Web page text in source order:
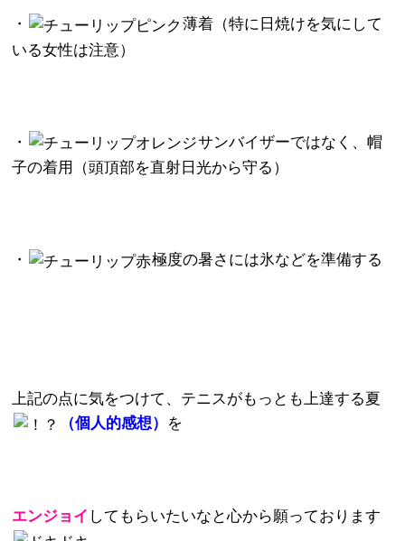
・
薄着（特に日焼けを気にして
いる女性は注意）
・
サンバイザーではなく、帽
子の着用（頭頂部を直射日光から守る）
・ 極度の暑さには氷などを準備する
上記の点に気をつけて、テニスがもっとも上達する夏
（個人的感想）
を
エンジョイ してもらいたいなと心から願っております